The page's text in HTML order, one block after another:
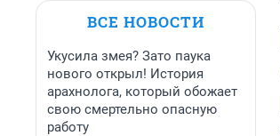
ВСЕ НОВОСТИ
Укусила змея? Зато паука
нового открыл! История
арахнолога, который обожает
свою смертельно опасную
работу